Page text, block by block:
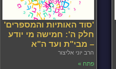
'סוד האותיות והמספרים'
חלק ה': חמישה מי יודע
– מבי"ת ועד ה"א
הרב יוני אליצור
פתח »